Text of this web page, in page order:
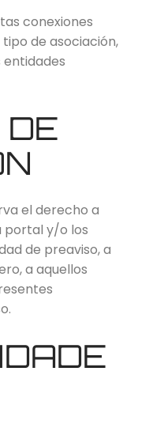
conexiones
de asociación,
DE
el derecho a
portal y/o los
de preaviso, a
a aquellos